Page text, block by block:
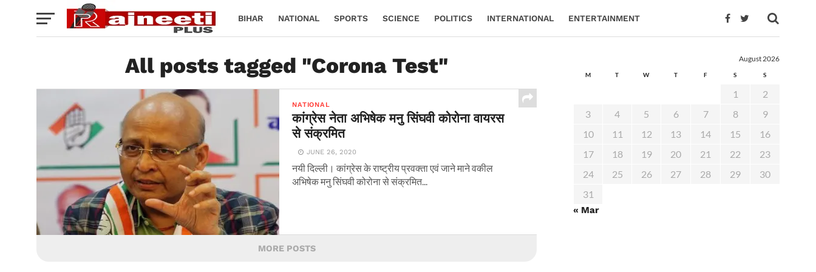
BIHAR NATIONAL SPORTS SCIENCE POLITICS INTERNATIONAL ENTERTAINMENT
All posts tagged "Corona Test"
NATIONAL
कांग्रेस नेता अभिषेक मनु सिंघवी कोरोना वायरस
से संक्रमित
JUNE 26, 2020
नयी दिल्ली। कांग्रेस के राष्ट्रीय प्रवक्ता एवं जाने माने वकील
अभिषेक मनु सिंघवी कोरोना से संक्रमित...
MORE POSTS
August 2026
M T W T F S S
1
2
3
4 5 6 7 8
9
10
11 12 13 14 15
16
17
18 19 20 21 22
23
24
25 26 27 28 29
30
31
« Mar